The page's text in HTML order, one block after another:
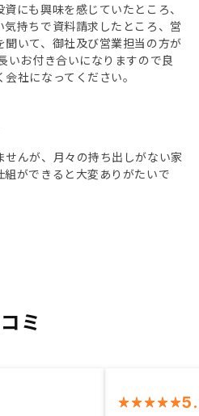
にも興味を感じていたところ、
持ちで資料請求したところ、営
いて、御社及び営業担当の方が
いお付き合いになりますので良
社になってください。
んが、月々の持ち出しがない家
ができると大変ありがたいで
ミ